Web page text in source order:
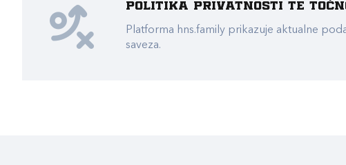
Politika privatnosti te
Platforma hns.family prikazuje aktualne
saveza.